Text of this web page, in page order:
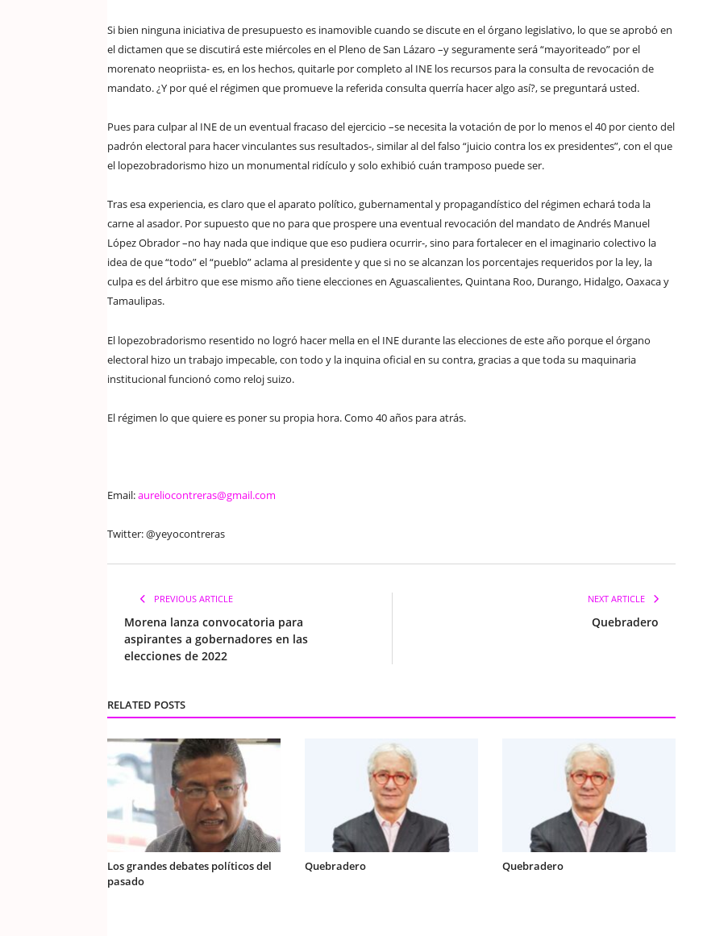
Si bien ninguna iniciativa de presupuesto es inamovible cuando se discute en el órgano legislativo, lo que se aprobó en
el dictamen que se discutirá este miércoles en el Pleno de San Lázaro –y seguramente será “mayoriteado” por el
morenato neopriista- es, en los hechos, quitarle por completo al INE los recursos para la consulta de revocación de
mandato. ¿Y por qué el régimen que promueve la referida consulta querría hacer algo así?, se preguntará usted.
Pues para culpar al INE de un eventual fracaso del ejercicio –se necesita la votación de por lo menos el 40 por ciento del
padrón electoral para hacer vinculantes sus resultados-, similar al del falso “juicio contra los ex presidentes”, con el que
el lopezobradorismo hizo un monumental ridículo y solo exhibió cuán tramposo puede ser.
Tras esa experiencia, es claro que el aparato político, gubernamental y propagandístico del régimen echará toda la
carne al asador. Por supuesto que no para que prospere una eventual revocación del mandato de Andrés Manuel
López Obrador –no hay nada que indique que eso pudiera ocurrir-, sino para fortalecer en el imaginario colectivo la
idea de que “todo” el “pueblo” aclama al presidente y que si no se alcanzan los porcentajes requeridos por la ley, la
culpa es del árbitro que ese mismo año tiene elecciones en Aguascalientes, Quintana Roo, Durango, Hidalgo, Oaxaca y
Tamaulipas.
El lopezobradorismo resentido no logró hacer mella en el INE durante las elecciones de este año porque el órgano
electoral hizo un trabajo impecable, con todo y la inquina oficial en su contra, gracias a que toda su maquinaria
institucional funcionó como reloj suizo.
El régimen lo que quiere es poner su propia hora. Como 40 años para atrás.
Email:aureliocontreras@gmail.com
Twitter: @yeyocontreras
PREVIOUS ARTICLE
Morena lanza convocatoria para
aspirantes a gobernadores en las
elecciones de 2022
NEXT ARTICLE
Quebradero
RELATED POSTS
Los grandes debates políticos del
pasado
Quebradero Quebradero